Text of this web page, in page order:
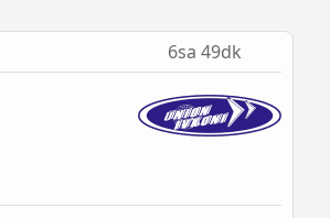
6sa 49dk